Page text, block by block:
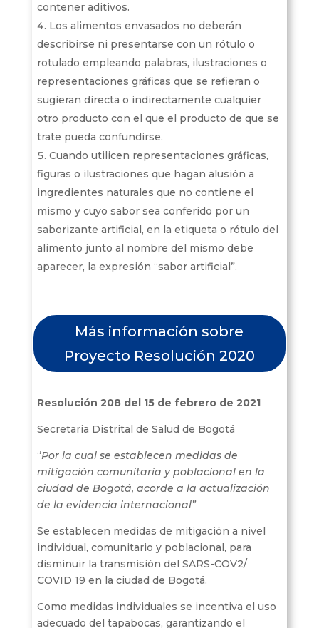
contener aditivos.
Los alimentos envasados no deberán
describirse ni presentarse con un rótulo o
rotulado empleando palabras, ilustraciones o
representaciones gráficas que se refieran o
sugieran directa o indirectamente cualquier
otro producto con el que el producto de que se
trate pueda confundirse.
Cuando utilicen representaciones gráficas,
figuras o ilustraciones que hagan alusión a
ingredientes naturales que no contiene el
mismo y cuyo sabor sea conferido por un
saborizante artificial, en la etiqueta o rótulo del
alimento junto al nombre del mismo debe
aparecer, la expresión “sabor artificial”.
Más información sobre
Proyecto Resolución 2020
Resolución 208 del 15 de febrero de 2021
Secretaria Distrital de Salud de Bogotá
“Por la cual se establecen medidas de
mitigación comunitaria y poblacional en la
ciudad de Bogotá, acorde a la actualización
de la evidencia internacional”
Se establecen medidas de mitigación a nivel
individual, comunitario y poblacional, para
disminuir la transmisión del SARS-COV2/
COVID 19 en la ciudad de Bogotá.
Como medidas individuales se incentiva el uso
adecuado del tapabocas, garantizando el